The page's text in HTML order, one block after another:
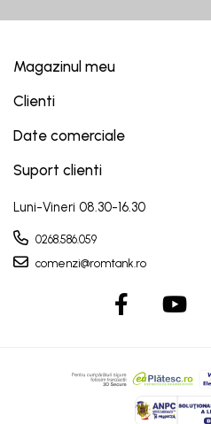
Magazinul meu
Clienti
Date comerciale
Suport clienti
Luni-Vineri 08.30-16.30
0268.586.059
comenzi@romtank.ro